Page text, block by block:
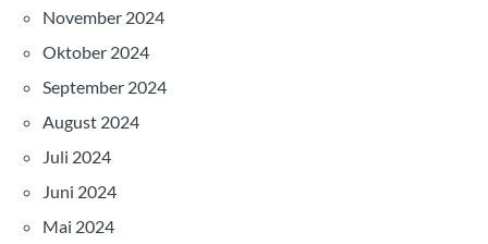
November 2024
Oktober 2024
September 2024
August 2024
Juli 2024
Juni 2024
Mai 2024